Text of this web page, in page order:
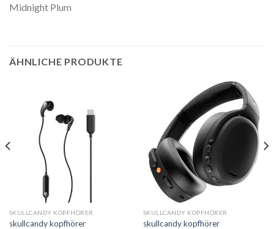
Midnight Plum
ÄHNLICHE PRODUKTE
SKULLCANDY KOPFHÖRER
skullcandy kopfhörer
SKULLCANDY KOPFHÖRER
skullcandy kopfhörer